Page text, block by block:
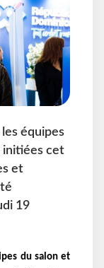
équipes
initiées cet
et
19
du salon et